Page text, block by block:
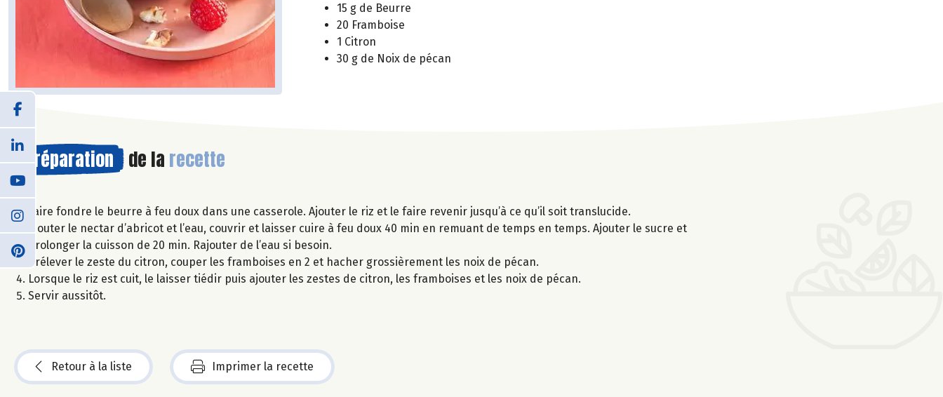
15 g de Beurre
20 Framboise
1 Citron
30 g de Noix de pécan
Préparation de la recette
Faire fondre le beurre à feu doux dans une casserole. Ajouter le riz et le faire revenir jusqu’à ce qu’il soit translucide.
Ajouter le nectar d’abricot et l’eau, couvrir et laisser cuire à feu doux 40 min en remuant de temps en temps. Ajouter le sucre et
prolonger la cuisson de 20 min. Rajouter de l’eau si besoin.
Prélever le zeste du citron, couper les framboises en 2 et hacher grossièrement les noix de pécan.
Lorsque le riz est cuit, le laisser tiédir puis ajouter les zestes de citron, les framboises et les noix de pécan.
Servir aussitôt.
Retour à la liste Imprimer la recette